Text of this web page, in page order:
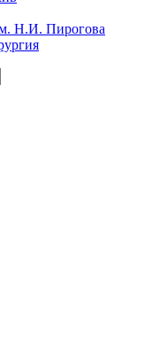
Н.И. Пирогова